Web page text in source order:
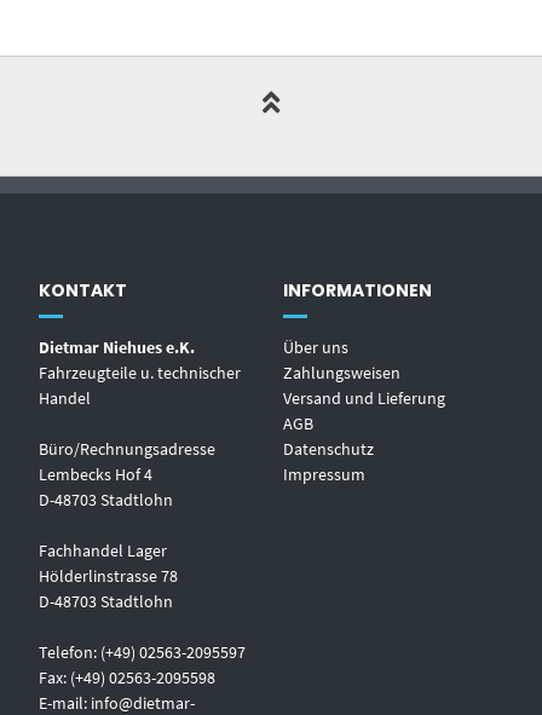
KONTAKT
Dietmar Niehues e.K.
Fahrzeugteile u. technischer
Handel
Büro/Rechnungsadresse
Lembecks Hof 4
D-48703 Stadtlohn
Fachhandel Lager
Hölderlinstrasse 78
D-48703 Stadtlohn
Telefon: (+49) 02563-2095597
Fax: (+49) 02563-2095598
E-mail: info@dietmar-
INFORMATIONEN
Über uns
Zahlungsweisen
Versand und Lieferung
AGB
Datenschutz
Impressum